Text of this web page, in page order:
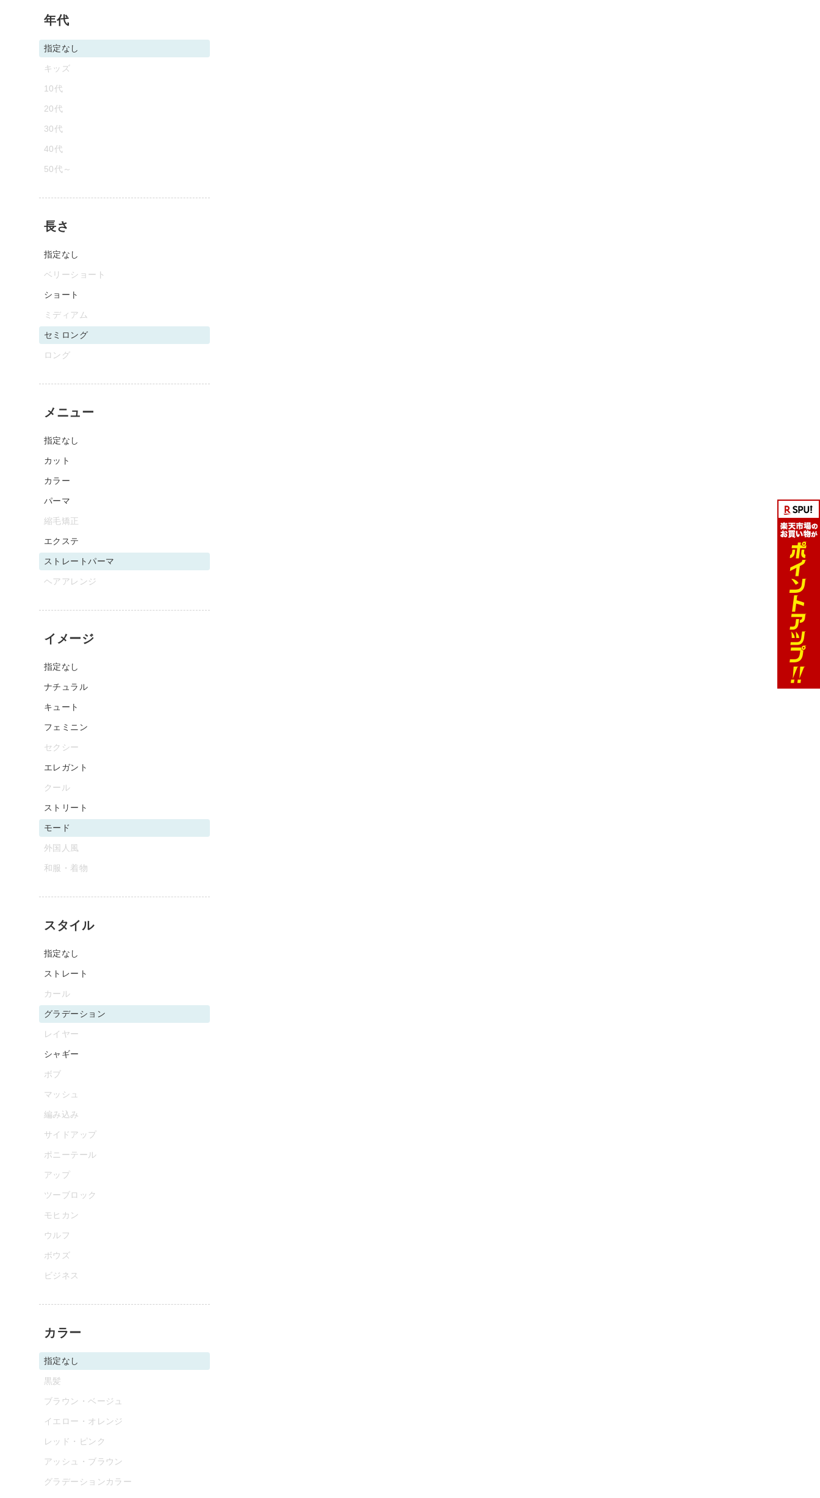
年代
指定なし
キッズ
10代
20代
30代
40代
50代～
長さ
指定なし
ベリーショート
ショート
ミディアム
セミロング
ロング
メニュー
指定なし
カット
カラー
パーマ
縮毛矯正
エクステ
ストレートパーマ
ヘアアレンジ
イメージ
指定なし
ナチュラル
キュート
フェミニン
セクシー
エレガント
クール
ストリート
モード
外国人風
和服・着物
スタイル
指定なし
ストレート
カール
グラデーション
レイヤー
シャギー
ボブ
マッシュ
編み込み
サイドアップ
ポニーテール
アップ
ツーブロック
モヒカン
ウルフ
ボウズ
ビジネス
カラー
指定なし
黒髪
ブラウン・ベージュ
イエロー・オレンジ
レッド・ピンク
アッシュ・ブラウン
グラデーションカラー